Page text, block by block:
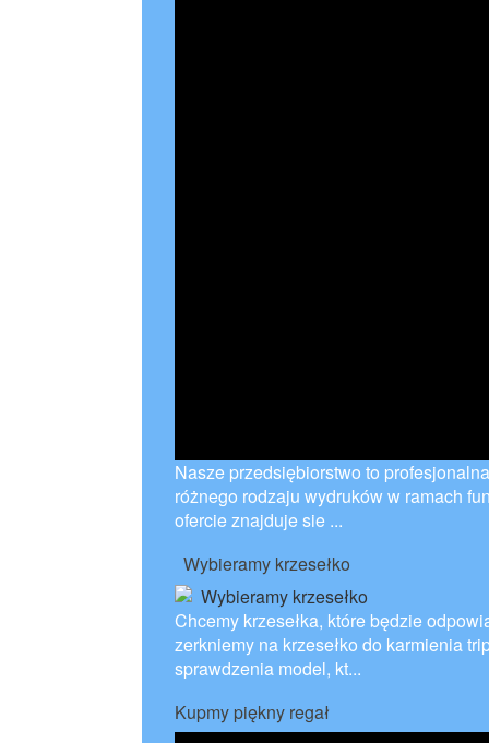
Nasze przedsiębiorstwo to
różnego rodzaju wydruków w ramach
ofercie znajduje sie ...
Wybieramy krzesełko
Chcemy krzesełka, które będzie
zerkniemy na krzesełko do karmienia
sprawdzenia model, kt...
Kupmy piękny regał